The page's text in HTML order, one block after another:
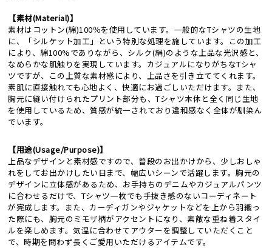
【素材(Material)】
素材はコットン(綿)100％を使用しています。一般的なTシャツの生地
に、「シルケット加工」という特別な処理を施しています。この加工
により、綿100%でありながら、シルク(絹)のような上品な光沢感と、
なめらかな肌触りを実現しています。カジュアルになりがちなTシャ
ツですが、この上質な素材感により、上品さを引き立ててくれます。
素肌に直接触れても心地よく、快適にお過ごしいただけます。また、
胸元に縫い付けられたプリント部分も、Tシャツ本体と全く同じ生地
を使用しているため、質感が統一されており違和感なく全体が馴染ん
でいます。
【用途(Usage/Purpose)】
上品なデザインと素材感ですので、普段のお出かけから、少しおしゃ
れをしてお出かけしたい日まで、幅広いシーンで活躍します。胸元の
デザインに立体感があるため、お手持ちのデニムやカジュアルパンツ
に合わせるだけで、Tシャツ一枚でも手抜き感のないコーディネート
が完成します。また、カーディガンやジャケットなどを上から羽織っ
た際にも、胸元のミモザ柄がアクセントになり、素敵な重ね着スタイ
ルを楽しめます。気温に合わせてアウターを調整していただくこと
で、時期を問わず長くご愛用いただけるアイテムです。